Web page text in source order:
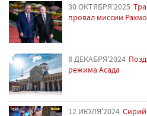
30 ОКТЯБРЯ'2025
провал миссии
8 ДЕКАБРЯ'2024
режима Асада
12 ИЮЛЯ'2024